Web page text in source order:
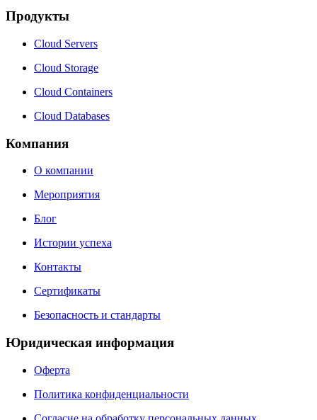
Продукты
Cloud Servers
Cloud Storage
Cloud Containers
Cloud Databases
Компания
О компании
Мероприятия
Блог
Истории успеха
Контакты
Сертификаты
Безопасность и стандарты
Юридическая информация
Оферта
Политика конфиденциальности